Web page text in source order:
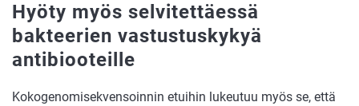
Hyöty myös selvitettäessä
bakteerien vastustuskykyä
antibiooteille
Kokogenomisekvensoinnin etuihin lukeutuu myös se, että